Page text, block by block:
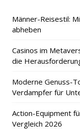
Männer-Reisestil:
abheben
Casinos im
die
Moderne Genuss-
Verdampfer für
Action-Equipment
Vergleich 2026